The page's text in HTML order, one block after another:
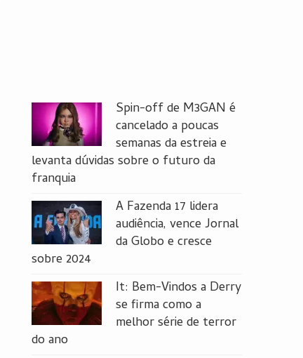
Spin-off de M3GAN é
cancelado a poucas
semanas da estreia e
levanta dúvidas sobre o futuro da
franquia
A Fazenda 17 lidera
audiência, vence Jornal
da Globo e cresce
sobre 2024
It: Bem-Vindos a Derry
se firma como a
melhor série de terror
do ano